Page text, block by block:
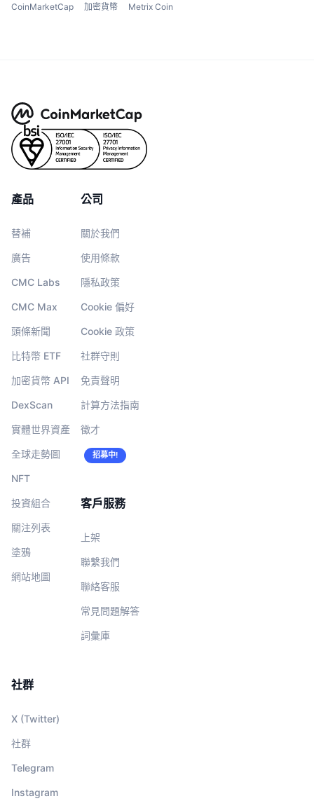
CoinMarketCap 加密貨幣 Metrix Coin
產品
替補
廣告
CMC Labs
CMC Max
頭條新聞
比特幣 ETF
加密貨幣 API
DexScan
實體世界資產
全球走勢圖
NFT
投資組合
關注列表
塗鴉
網站地圖
公司
關於我們
使用條款
隱私政策
Cookie 偏好
Cookie 政策
社群守則
免責聲明
計算方法指南
徵才
招募中!
客戶服務
上架
聯繫我們
聯絡客服
常見問題解答
詞彙庫
社群
X (Twitter)
社群
Telegram
Instagram